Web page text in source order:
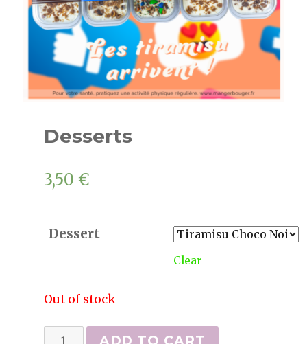
Desserts
3,50 €
Dessert
Clear
Out of stock
Desserts